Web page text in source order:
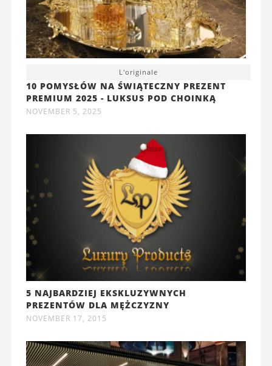
L'originale
10 POMYSŁÓW NA ŚWIĄTECZNY PREZENT
PREMIUM 2025 - LUKSUS POD CHOINKĄ
NOVEMBER 5, 2025
5 NAJBARDZIEJ EKSKLUZYWNYCH
PREZENTÓW DLA MĘŻCZYZNY
NOVEMBER 17, 2015